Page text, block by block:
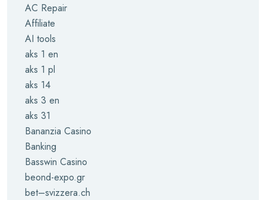
AC Repair
Affiliate
AI tools
aks 1 en
aks 1 pl
aks 14
aks 3 en
aks 31
Bananzia Casino
Banking
Basswin Casino
beond-expo.gr
bet–svizzera.ch